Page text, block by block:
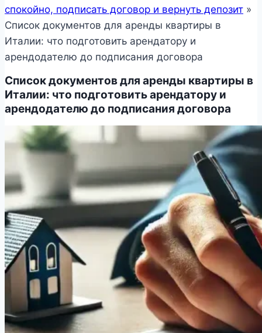
спокойно, подписать договор и вернуть депозит »
Список документов для аренды квартиры в
Италии: что подготовить арендатору и
арендодателю до подписания договора
Список документов для аренды квартиры в
Италии: что подготовить арендатору и
арендодателю до подписания договора